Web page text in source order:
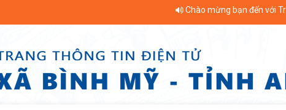
Chào mừng bạn đến với Trang